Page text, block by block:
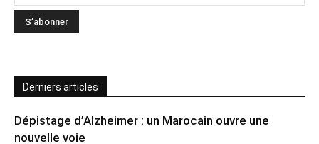
Derniers articles
Dépistage d’Alzheimer : un Marocain ouvre une
nouvelle voie